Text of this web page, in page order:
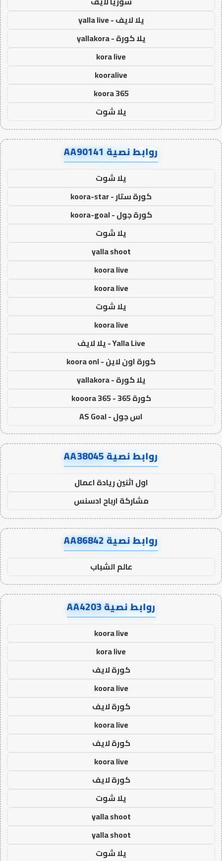
يلا لايف - yalla live
يلا كورة - yallakora
kora live
kooralive
koora 365
يلا شوت
روابط نصية AA90141
يلا شوت
كورة ستار - koora-star
كورة جول - koora-goal
يلا شوت
yalla shoot
koora live
koora live
يلا شوت
koora live
Yalla Live - يلا لايف
كورة اون لاين - koora onl
يلا كورة - yallakora
كورة 365 - kooora 365
اس جول - AS Goal
روابط نصية AA38045
اول اثنين ريادة اعمال
مشاركة ارباح ادسنس
روابط نصية AA86842
عالم الشباب
روابط نصية AA4203
koora live
kora live
كورة لايف
koora live
كورة لايف
koora live
كورة لايف
koora live
كورة لايف
يلا شوت
yalla shoot
yalla shoot
يلا شوت